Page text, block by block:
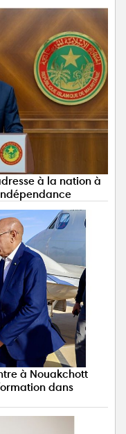
à la nation à
à Nouakchott
dans